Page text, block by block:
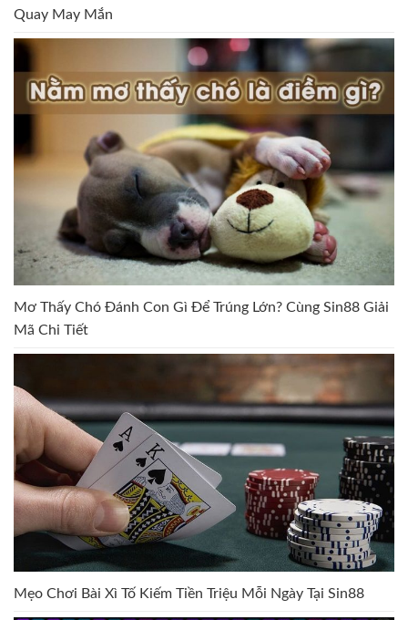
Quay May Mắn
Mơ Thấy Chó Đánh Con Gì Để Trúng Lớn? Cùng Sin88 Giải
Mã Chi Tiết
Mẹo Chơi Bài Xì Tố Kiếm Tiền Triệu Mỗi Ngày Tại Sin88